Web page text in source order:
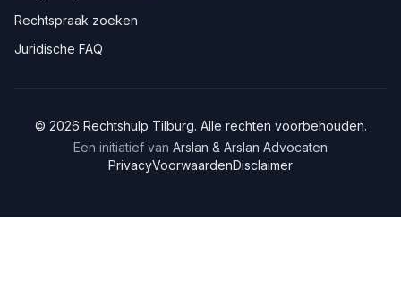
Rechtspraak zoeken
Juridische FAQ
© 2026 Rechtshulp Tilburg. Alle rechten voorbehouden.
Een initiatief van Arslan & Arslan Advocaten
PrivacyVoorwaardenDisclaimer